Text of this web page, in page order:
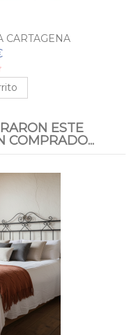
CARTAGENA
ESTE
COMPRADO...